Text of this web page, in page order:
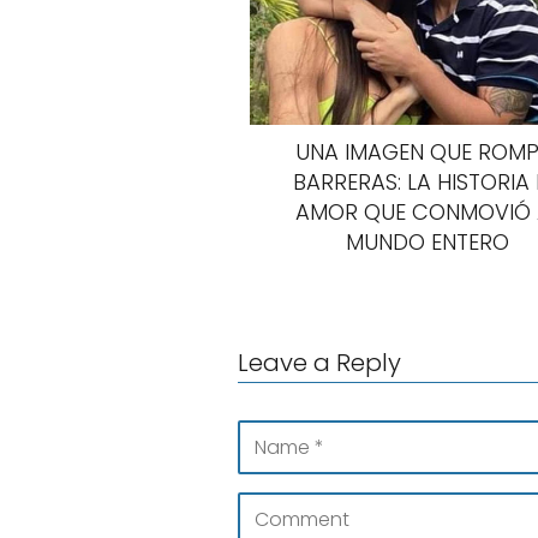
UNA IMAGEN QUE
BARRERAS: LA HISTORIA
AMOR QUE CONMOVIÓ
MUNDO ENTERO
Leave a Reply